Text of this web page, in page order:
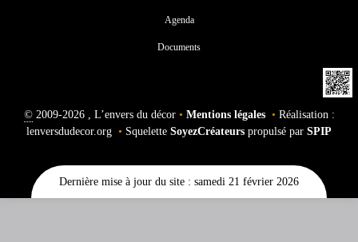
Agenda
Documents
©2009-2026 , L’envers du décor • Mentions légales • Réalisation :
lenversdudecor.org • Squelette SoyezCréateurs propulsé par SPIP
Dernière mise à jour du site : samedi 21 février 2026